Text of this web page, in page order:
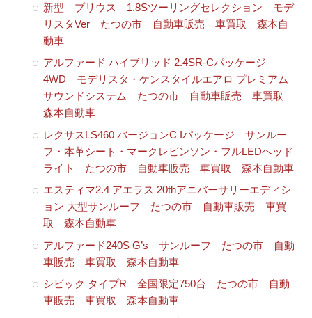
新型 プリウス 1.8Sツーリングセレクション モデ
リスタVer たつの市 自動車販売 車買取 森本自
動車
アルファード ハイブリッド 2.4SR-Cパッケージ
4WD モデリスタ・ケンスタイルエアロ プレミアム
サウンドシステム たつの市 自動車販売 車買取
森本自動車
レクサスLS460 バージョンC Iパッケージ サンルー
フ・本革シート・マークレビンソン・フルLEDヘッド
ライト たつの市 自動車販売 車買取 森本自動車
エスティマ2.4 アエラス 20thアニバーサリーエディシ
ョン 大型サンルーフ たつの市 自動車販売 車買
取 森本自動車
アルファード240S G’s サンルーフ たつの市 自動
車販売 車買取 森本自動車
シビック タイプR 全国限定750台 たつの市 自動
車販売 車買取 森本自動車